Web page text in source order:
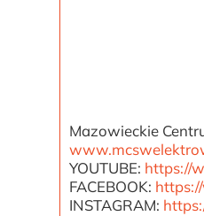
Mazowieckie
YOUTUBE: https://
FACEBOOK:
INSTAGRAM: